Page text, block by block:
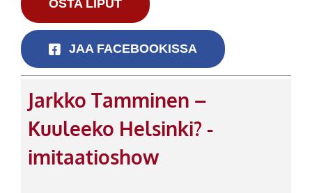
OSTA LIPUT
JAA FACEBOOKISSA
Jarkko Tamminen –
Kuuleeko Helsinki? -
imitaatioshow